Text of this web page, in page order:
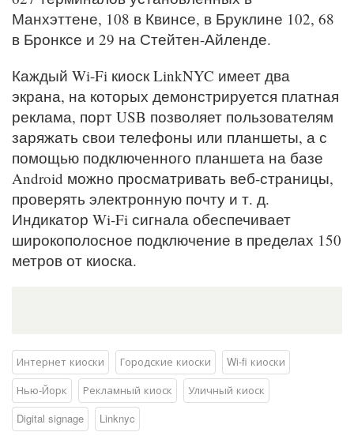
Манхэттене, 108 в Квинсе, в Бруклине 102, 68
в Бронксе и 29 на Стейтен-Айленде.
Каждый Wi-Fi киоск LinkNYC имеет два
экрана, на которых демонстрируется платная
реклама, порт USB позволяет пользователям
заряжать свои телефоны или планшеты, а с
помощью подключенного планшета на базе
Android можно просматривать веб-страницы,
проверять электронную почту и т. д.
Индикатор Wi-Fi сигнала обеспечивает
широкополосное подключение в пределах 150
метров от киоска.
Интернет киоски Городские киоски
Wi-fi киоски
Нью-Йорк
Рекламный киоск
Уличный киоск
Digital signage
Linknyc